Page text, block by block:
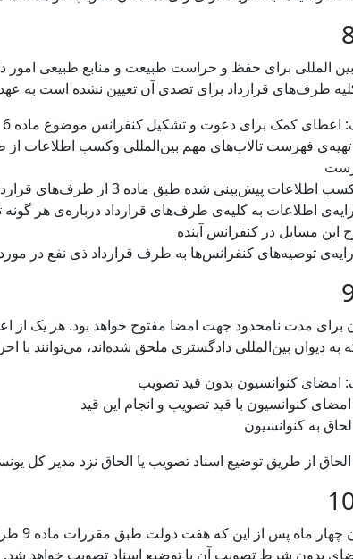
بین المللی برای حفظ و حراست طبیعت و منابع طبیعی امور
طرف‌های قرارداد برای تصدی آن تعیین نشده است به
اعطای کمک برای دعوت و تشکیل کنفرانس موضوع ماده 6
پیش‌بینی شده طبق ماده 3 از طرف‌های قرارداد در مورد هر نوع تغییرات شرایط اکولوژی تالاب‌های مندرج در فهرست
اطلاعات به کلیه‌ی طرف‌های قرارداد درباره‌ی هر
این مسایل در کنفرانس آینده
توصیه‌های کنفرانس‌ها به طرف قرارداد ذی نفع در
برای مدت نامحدود جهت امضا مفتوح خواهد بود. هر یک از
به دیوان بین‌المللی دادگستری ملحق شده‌اند، می‌توانند با
امضای کنوانسیون بدون قید تصویب
کنوانسیون با قید تصویب و انجام این قید
به کنوانسیون
از طریق توضیع اسناد تصویب یا الحاق نزد مدیر کل
بدون شرط تصویب آن یا توضیع اسناد تصویب خواهد شد.